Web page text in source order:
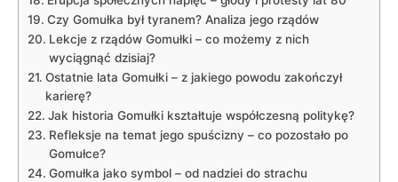
Czy Gomułka był tyranem? Analiza jego rządów
Lekcje z rządów Gomułki – co możemy z nich
wyciągnąć dzisiaj?
Ostatnie lata Gomułki – z jakiego powodu zakończył
karierę?
Jak historia Gomułki kształtuje współczesną politykę?
Refleksje na temat jego spuścizny – co pozostało po
Gomułce?
Gomułka jako symbol – od nadziei do strachu